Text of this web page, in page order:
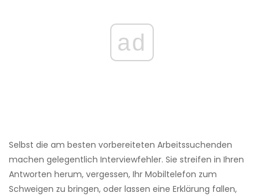
ad
Selbst die am besten vorbereiteten Arbeitssuchenden
machen gelegentlich Interviewfehler. Sie streifen in Ihren
Antworten herum, vergessen, Ihr Mobiltelefon zum
Schweigen zu bringen, oder lassen eine Erklärung fallen,